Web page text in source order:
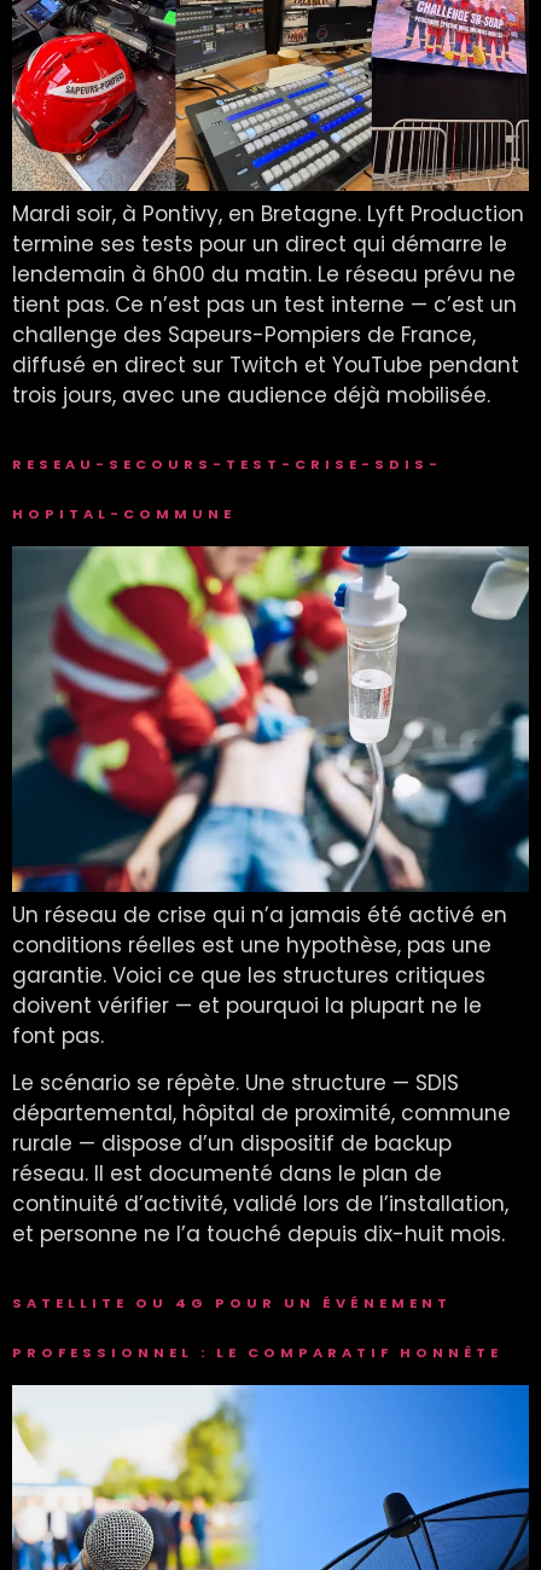
Mardi soir, à Pontivy, en Bretagne. Lyft Production
termine ses tests pour un direct qui démarre le
lendemain à 6h00 du matin. Le réseau prévu ne
tient pas. Ce n’est pas un test interne — c’est un
challenge des Sapeurs-Pompiers de France,
diffusé en direct sur Twitch et YouTube pendant
trois jours, avec une audience déjà mobilisée.
RESEAU-SECOURS-TEST-CRISE-SDIS-
HOPITAL-COMMUNE
Un réseau de crise qui n’a jamais été activé en
conditions réelles est une hypothèse, pas une
garantie. Voici ce que les structures critiques
doivent vérifier — et pourquoi la plupart ne le
font pas.
Le scénario se répète. Une structure — SDIS
départemental, hôpital de proximité, commune
rurale — dispose d’un dispositif de backup
réseau. Il est documenté dans le plan de
continuité d’activité, validé lors de l’installation,
et personne ne l’a touché depuis dix-huit mois.
SATELLITE OU 4G POUR UN ÉVÉNEMENT
PROFESSIONNEL : LE COMPARATIF HONNÊTE